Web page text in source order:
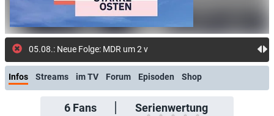
05.08.: Neue Folge: MDR um 2 vom 5. August (ARD Medi
Infos Streams im TV Forum Episoden Shop
6Fans Serienwertung